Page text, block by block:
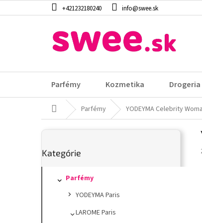
na
+421232180240 info@swee.sk
Parfémy Kozmetika Drogeria
DomovParfémy YODEYMA Celebrity
o
n
ý
kategórie
Kategórie
Parfémy
YODEYMA Paris
LAROME Paris